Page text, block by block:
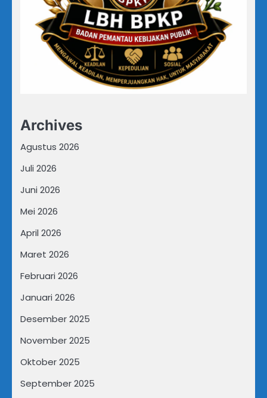
Archives
Agustus 2026
Juli 2026
Juni 2026
Mei 2026
April 2026
Maret 2026
Februari 2026
Januari 2026
Desember 2025
November 2025
Oktober 2025
September 2025